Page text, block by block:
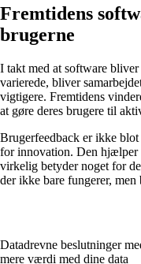
Fremtidens
brugerne
I takt med at software
varierede, bliver
vigtigere. Fremtidens
at gøre deres brugere til
Brugerfeedback er ikke
for innovation. Den hjælper
virkelig betyder noget for
der ikke bare fungerer, men
Datadrevne beslutninger
mere værdi med dine data